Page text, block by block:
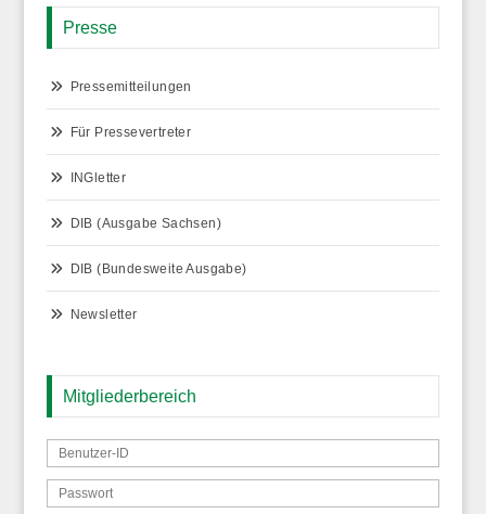
Presse
Pressemitteilungen
Für Pressevertreter
INGletter
DIB (Ausgabe Sachsen)
DIB (Bundesweite Ausgabe)
Newsletter
Mitgliederbereich